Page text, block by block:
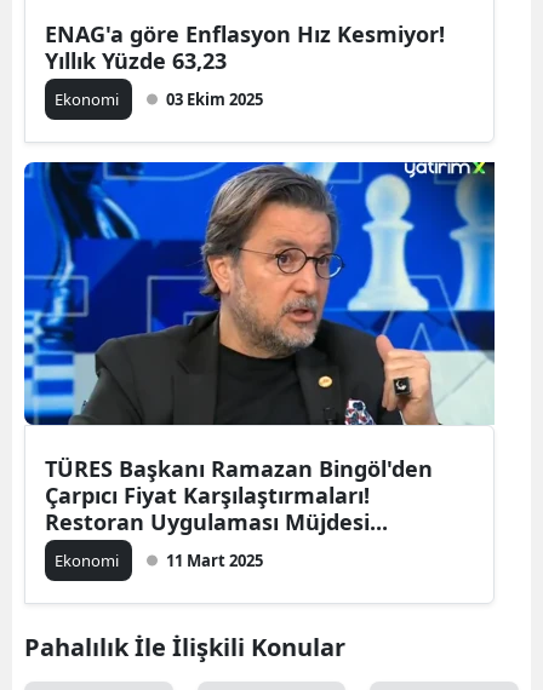
ENAG'a göre Enflasyon Hız Kesmiyor!
Yıllık Yüzde 63,23
Ekonomi 03 Ekim 2025
TÜRES Başkanı Ramazan Bingöl'den
Çarpıcı Fiyat Karşılaştırmaları!
Restoran Uygulaması Müjdesi...
Ekonomi 11 Mart 2025
Pahalılık İle İlişkili Konular